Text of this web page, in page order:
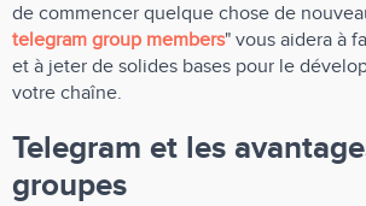
de commencer quelque chose de
telegram group members" vous aidera à
et à jeter de solides bases pour le
votre chaîne.
Telegram et les
groupes